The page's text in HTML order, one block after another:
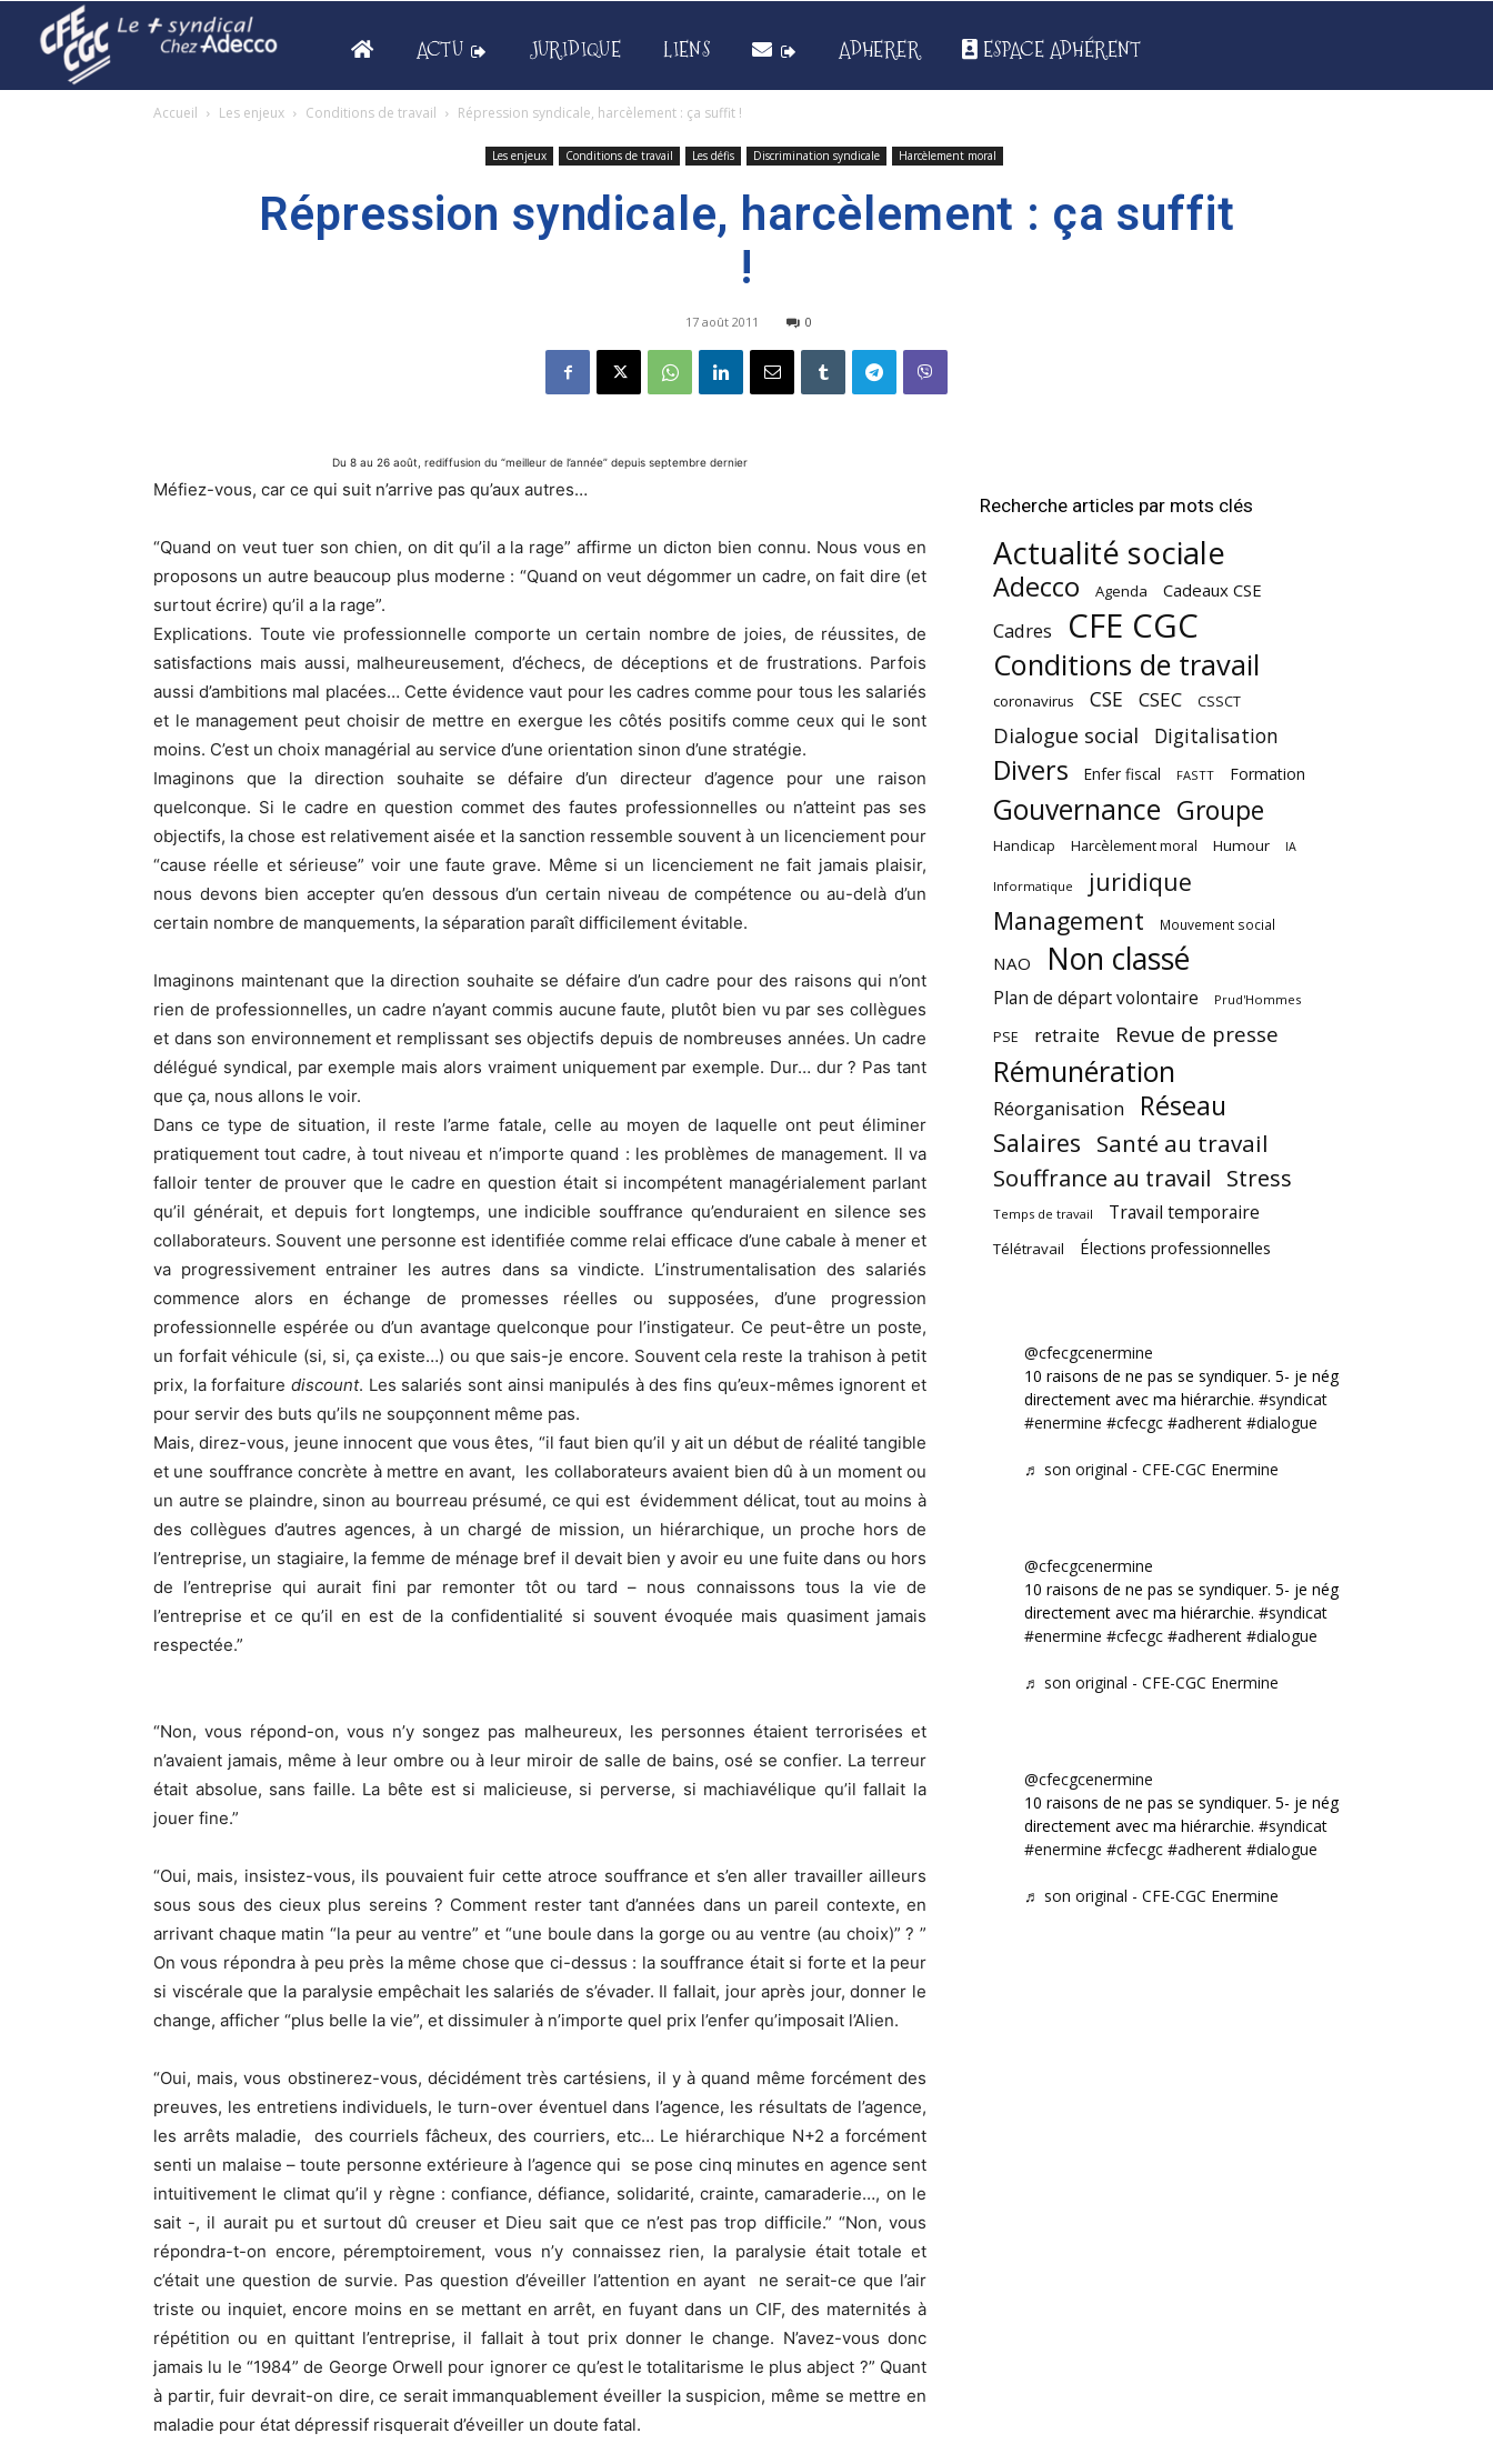
ACTU JURIDIQUE LIENS ADHERER ESPACE ADHÉRENT
Accueil Les enjeux Conditions de travail Répression syndicale, harcèlement : ça suffit !
Les enjeux Conditions de travail Les défis Discrimination syndicale Harcèlement moral
Répression syndicale, harcèlement : ça suffit
!
17 août 2011 0
Du 8 au 26 août, rediffusion du “meilleur de l’année” depuis septembre dernier
Méfiez-vous, car ce qui suit n’arrive pas qu’aux autres…
“Quand on veut tuer son chien, on dit qu’il a la rage” affirme un dicton bien connu. Nous vous en
proposons un autre beaucoup plus moderne : “Quand on veut dégommer un cadre, on fait dire (et
surtout écrire) qu’il a la rage”.
Explications. Toute vie professionnelle comporte un certain nombre de joies, de réussites, de
satisfactions mais aussi, malheureusement, d’échecs, de déceptions et de frustrations. Parfois
aussi d’ambitions mal placées… Cette évidence vaut pour les cadres comme pour tous les salariés
et le management peut choisir de mettre en exergue les côtés positifs comme ceux qui le sont
moins. C’est un choix managérial au service d’une orientation sinon d’une stratégie.
Imaginons que la direction souhaite se défaire d’un directeur d’agence pour une raison
quelconque. Si le cadre en question commet des fautes professionnelles ou n’atteint pas ses
objectifs, la chose est relativement aisée et la sanction ressemble souvent à un licenciement pour
“cause réelle et sérieuse” voir une faute grave. Même si un licenciement ne fait jamais plaisir,
nous devons bien accepter qu’en dessous d’un certain niveau de compétence ou au-delà d’un
certain nombre de manquements, la séparation paraît difficilement évitable.
Imaginons maintenant que la direction souhaite se défaire d’un cadre pour des raisons qui n’ont
rien de professionnelles, un cadre n’ayant commis aucune faute, plutôt bien vu par ses collègues
et dans son environnement et remplissant ses objectifs depuis de nombreuses années. Un cadre
délégué syndical, par exemple mais alors vraiment uniquement par exemple. Dur… dur ? Pas tant
que ça, nous allons le voir.
Dans ce type de situation, il reste l’arme fatale, celle au moyen de laquelle ont peut éliminer
pratiquement tout cadre, à tout niveau et n’importe quand : les problèmes de management. Il va
falloir tenter de prouver que le cadre en question était si incompétent managérialement parlant
qu’il générait, et depuis fort longtemps, une indicible souffrance qu’enduraient en silence ses
collaborateurs. Souvent une personne est identifiée comme relai efficace d’une cabale à mener et
va progressivement entrainer les autres dans sa vindicte. L’instrumentalisation des salariés
commence alors en échange de promesses réelles ou supposées, d’une progression
professionnelle espérée ou d’un avantage quelconque pour l’instigateur. Ce peut-être un poste,
un forfait véhicule (si, si, ça existe…) ou que sais-je encore. Souvent cela reste la trahison à petit
prix, la forfaiture discount. Les salariés sont ainsi manipulés à des fins qu’eux-mêmes ignorent et
pour servir des buts qu’ils ne soupçonnent même pas.
Mais, direz-vous, jeune innocent que vous êtes, “il faut bien qu’il y ait un début de réalité tangible
et une souffrance concrète à mettre en avant, les collaborateurs avaient bien dû à un moment ou
un autre se plaindre, sinon au bourreau présumé, ce qui est évidemment délicat, tout au moins à
des collègues d’autres agences, à un chargé de mission, un hiérarchique, un proche hors de
l’entreprise, un stagiaire, la femme de ménage bref il devait bien y avoir eu une fuite dans ou hors
de l’entreprise qui aurait fini par remonter tôt ou tard – nous connaissons tous la vie de
l’entreprise et ce qu’il en est de la confidentialité si souvent évoquée mais quasiment jamais
respectée.”
“Non, vous répond-on, vous n’y songez pas malheureux, les personnes étaient terrorisées et
n’avaient jamais, même à leur ombre ou à leur miroir de salle de bains, osé se confier. La terreur
était absolue, sans faille. La bête est si malicieuse, si perverse, si machiavélique qu’il fallait la
jouer fine.”
“Oui, mais, insistez-vous, ils pouvaient fuir cette atroce souffrance et s’en aller travailler ailleurs
sous sous des cieux plus sereins ? Comment rester tant d’années dans un pareil contexte, en
arrivant chaque matin “la peur au ventre” et “une boule dans la gorge ou au ventre (au choix)” ? ”
On vous répondra à peu près la même chose que ci-dessus : la souffrance était si forte et la peur
si viscérale que la paralysie empêchait les salariés de s’évader. Il fallait, jour après jour, donner le
change, afficher “plus belle la vie”, et dissimuler à n’importe quel prix l’enfer qu’imposait l’Alien.
“Oui, mais, vous obstinerez-vous, décidément très cartésiens, il y à quand même forcément des
preuves, les entretiens individuels, le turn-over éventuel dans l’agence, les résultats de l’agence,
les arrêts maladie, des courriels fâcheux, des courriers, etc… Le hiérarchique N+2 a forcément
senti un malaise – toute personne extérieure à l’agence qui se pose cinq minutes en agence sent
intuitivement le climat qu’il y règne : confiance, défiance, solidarité, crainte, camaraderie…, on le
sait -, il aurait pu et surtout dû creuser et Dieu sait que ce n’est pas trop difficile.” “Non, vous
répondra-t-on encore, péremptoirement, vous n’y connaissez rien, la paralysie était totale et
c’était une question de survie. Pas question d’éveiller l’attention en ayant ne serait-ce que l’air
triste ou inquiet, encore moins en se mettant en arrêt, en fuyant dans un CIF, des maternités à
répétition ou en quittant l’entreprise, il fallait à tout prix donner le change. N’avez-vous donc
jamais lu le “1984” de George Orwell pour ignorer ce qu’est le totalitarisme le plus abject ?” Quant
à partir, fuir devrait-on dire, ce serait immanquablement éveiller la suspicion, même se mettre en
maladie pour état dépressif risquerait d’éveiller un doute fatal.
Recherche articles par mots clés
Actualité sociale
Adecco Agenda Cadeaux CSE
Cadres CFE CGC
Conditions de travail
coronavirus CSE CSEC CSSCT
Dialogue social Digitalisation
Divers Enfer fiscal FASTT Formation
Gouvernance Groupe
Handicap Harcèlement moral Humour IA
Informatique
juridique
Management
Mouvement social
NAO Non classé
Plan de départ volontaire Prud'Hommes
PSE retraite Revue de presse
Rémunération
Réorganisation Réseau
Salaires Santé au travail
Souffrance au travail Stress
Temps de travail Travail temporaire
Télétravail Élections professionnelles
@cfecgcenermine
10 raisons de ne pas se syndiquer. 5- je négocie
directement avec ma hiérarchie. #syndicat
#enermine #cfecgc #adherent #dialogue
♬ son original - CFE-CGC Enermine
@cfecgcenermine
10 raisons de ne pas se syndiquer. 5- je négocie
directement avec ma hiérarchie. #syndicat
#enermine #cfecgc #adherent #dialogue
♬ son original - CFE-CGC Enermine
@cfecgcenermine
10 raisons de ne pas se syndiquer. 5- je négocie
directement avec ma hiérarchie. #syndicat
#enermine #cfecgc #adherent #dialogue
♬ son original - CFE-CGC Enermine